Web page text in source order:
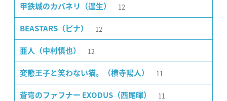
甲鉄城のカバネリ（逞生） 12
BEASTARS（ピナ） 12
亜人（中村慎也） 12
変態王子と笑わない猫。（横寺陽人） 11
蒼穹のファフナー EXODUS（西尾暉） 11